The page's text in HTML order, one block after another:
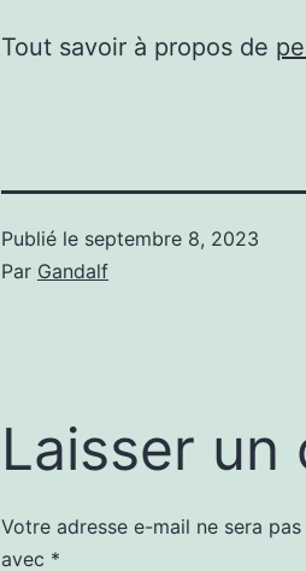
Tout savoir à propos de
Publié le septembre 8, 2023
Par Gandalf
Laisser un
Votre adresse e-mail ne sera pas
avec *